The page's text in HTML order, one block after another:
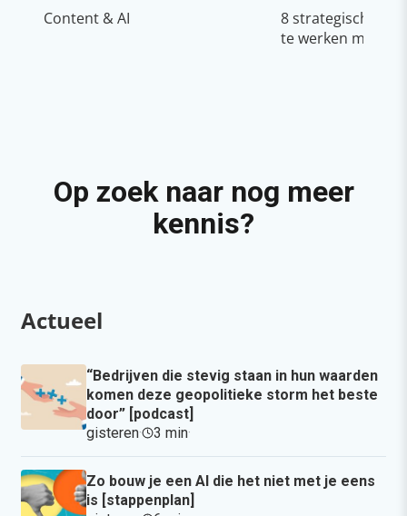
Content & AI
8 strategische
te werken met
Op zoek naar nog meer
kennis?
Actueel
“Bedrijven die stevig staan in hun waarden
komen deze geopolitieke storm het beste
door” [podcast]
gisteren· 3 min·
Zo bouw je een AI die het niet met je eens
is [stappenplan]